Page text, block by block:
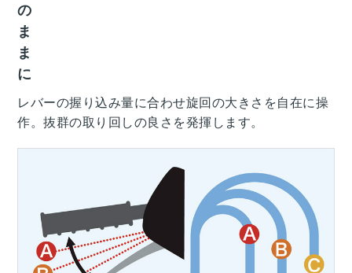
の
ま
ま
に
レバーの握り込み量に合わせ旋回の大きさを自在に操
作。抜群の取り回しの良さを発揮します。